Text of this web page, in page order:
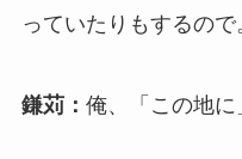
っていたりもするので
鎌苅： 俺、「この地に